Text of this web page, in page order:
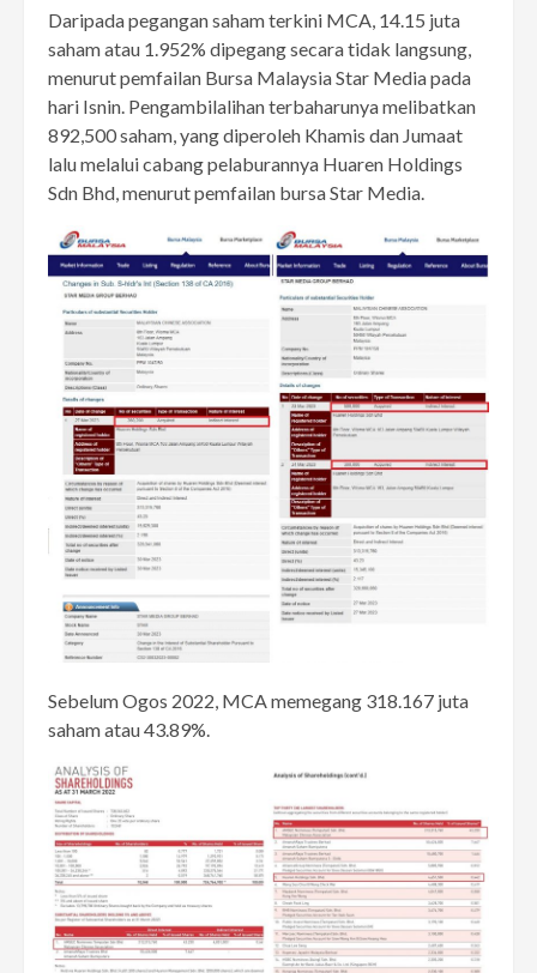
Daripada pegangan saham terkini MCA, 14.15 juta
saham atau 1.952% dipegang secara tidak langsung,
menurut pemfailan Bursa Malaysia Star Media pada
hari Isnin. Pengambilalihan terbaharunya melibatkan
892,500 saham, yang diperoleh Khamis dan Jumaat
lalu melalui cabang pelaburannya Huaren Holdings
Sdn Bhd, menurut pemfailan bursa Star Media.
Sebelum Ogos 2022, MCA memegang 318.167 juta
saham atau 43.89%.